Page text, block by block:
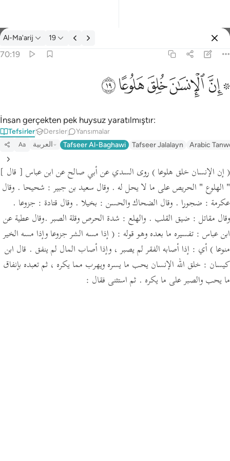
Tefsir: Al-Ma'arij 70:19
Al-Ma'arij 19
70:19
ﱪ ﱫﱬﱭﱮﱯ
İnsan gerçekten pek huysuz yaratılmıştır:
Tefsirler Dersler Yansımalar
Aa العربية Tafseer Al-Baghawi Tafseer Jalalayn Arabic
( إن الإنسان خلق هلوعا ) روى السدي عن أبي صالح عن ابن عباس [ قال ]
" الهلوع " الحريص على ما لا يحل له . وقال سعيد بن جبير : شحيحا . وقال
عكرمة : ضجورا . وقال الضحاك والحسن : بخيلا . وقال قتادة : جزوعا .
وقال مقاتل : ضيق القلب . والهلع : شدة الحرص وقلة الصبر .وقال عطية عن
ابن عباس : تفسيره ما بعده وهو قوله : ( إذا مسه الشر جزوعا وإذا مسه الخير
منوعا ) أي : إذا أصابه الفقر لم يصبر ، وإذا أصاب المال لم ينفق . قال ابن
كيسان : خلق الله الإنسان يحب ما يسره ويهرب مما يكره ، ثم تعبده بإنفاق
ما يحب والصبر على ما يكره . ثم استثنى فقال :